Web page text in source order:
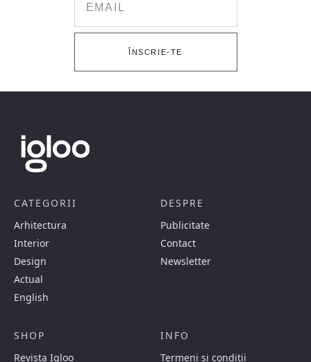
ÎNSCRIE-TE
CATEGORII
Arhitectura
Interior
Design
Actual
English
DESPRE
Publicitate
Contact
Newsletter
SHOP
Revista Igloo
INFO
Termeni si conditii